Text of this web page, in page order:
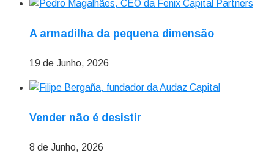
A armadilha da pequena dimensão
19 de Junho, 2026
Vender não é desistir
8 de Junho, 2026